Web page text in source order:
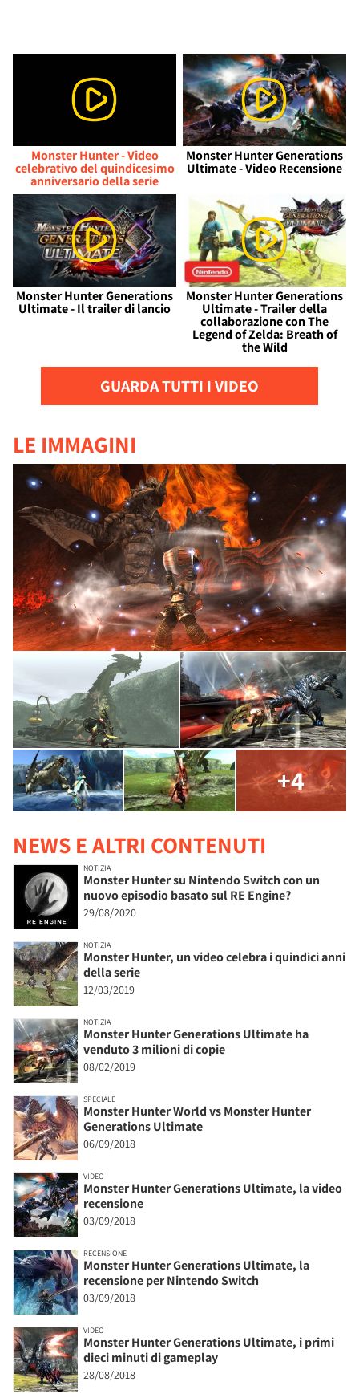
Monster Hunter - Video
celebrativo del quindicesimo
anniversario della serie
Monster Hunter Generations
Ultimate - Video Recensione
Monster Hunter Generations
Ultimate - Il trailer di lancio
Monster Hunter Generations
Ultimate - Trailer della
collaborazione con The
Legend of Zelda: Breath of
the Wild
GUARDA TUTTI I VIDEO
LE IMMAGINI
+4
NEWS E ALTRI CONTENUTI
NOTIZIA
Monster Hunter su Nintendo Switch con un
nuovo episodio basato sul RE Engine?
29/08/2020
NOTIZIA
Monster Hunter, un video celebra i quindici anni
della serie
12/03/2019
NOTIZIA
Monster Hunter Generations Ultimate ha
venduto 3 milioni di copie
08/02/2019
SPECIALE
Monster Hunter World vs Monster Hunter
Generations Ultimate
06/09/2018
VIDEO
Monster Hunter Generations Ultimate, la video
recensione
03/09/2018
RECENSIONE
Monster Hunter Generations Ultimate, la
recensione per Nintendo Switch
03/09/2018
VIDEO
Monster Hunter Generations Ultimate, i primi
dieci minuti di gameplay
28/08/2018